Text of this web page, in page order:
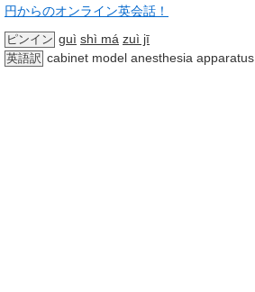
円からのオンライン英会話！
ピンイン guì shì má zuì jī
英語訳 cabinet model anesthesia apparatus